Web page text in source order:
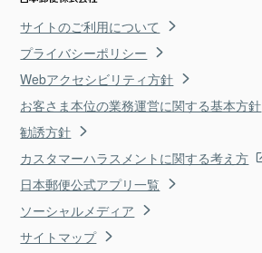
サイトのご利用について
プライバシーポリシー
Webアクセシビリティ方針
お客さま本位の業務運営に関する基本方針
勧誘方針
カスタマーハラスメントに関する考え方
日本郵便公式アプリ一覧
ソーシャルメディア
サイトマップ